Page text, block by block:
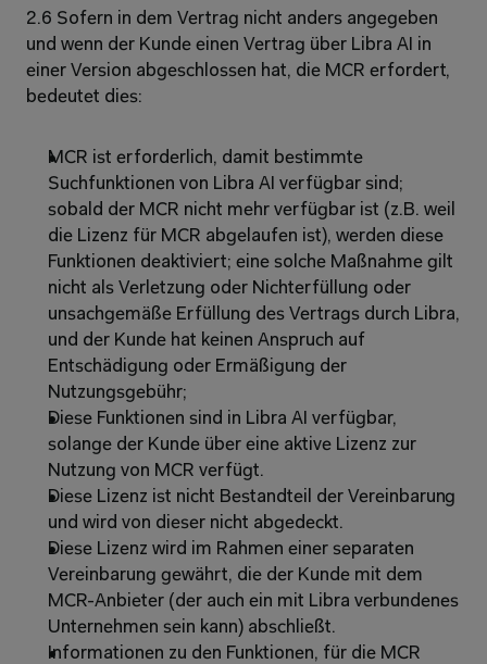
2.6 Sofern in dem Vertrag nicht anders angegeben
und wenn der Kunde einen Vertrag über Libra AI in
einer Version abgeschlossen hat, die MCR erfordert,
bedeutet dies:
MCR ist erforderlich, damit bestimmte
Suchfunktionen von Libra AI verfügbar sind;
sobald der MCR nicht mehr verfügbar ist (z.B. weil
die Lizenz für MCR abgelaufen ist), werden diese
Funktionen deaktiviert; eine solche Maßnahme gilt
nicht als Verletzung oder Nichterfüllung oder
unsachgemäße Erfüllung des Vertrags durch Libra,
und der Kunde hat keinen Anspruch auf
Entschädigung oder Ermäßigung der
Nutzungsgebühr;
Diese Funktionen sind in Libra AI verfügbar,
solange der Kunde über eine aktive Lizenz zur
Nutzung von MCR verfügt.
Diese Lizenz ist nicht Bestandteil der Vereinbarung
und wird von dieser nicht abgedeckt.
Diese Lizenz wird im Rahmen einer separaten
Vereinbarung gewährt, die der Kunde mit dem
MCR-Anbieter (der auch ein mit Libra verbundenes
Unternehmen sein kann) abschließt.
Informationen zu den Funktionen, für die MCR